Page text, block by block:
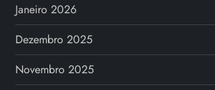
Janeiro 2026
Dezembro 2025
Novembro 2025